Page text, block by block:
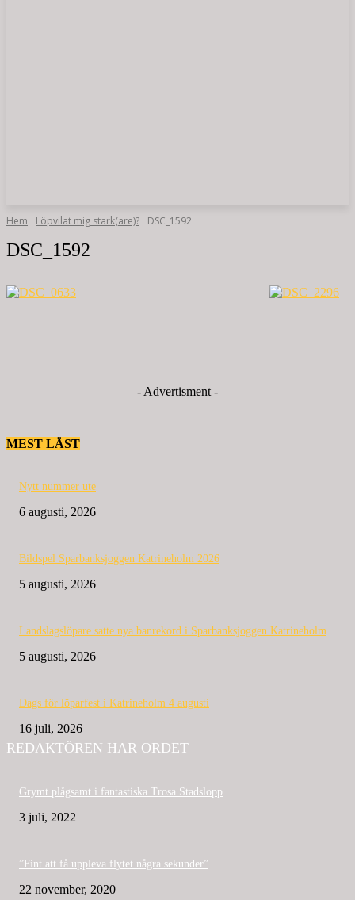
Hem Löpvilat mig stark(are)? DSC_1592
DSC_1592
- Advertisment -
MEST LÄST
Nytt nummer ute
6 augusti, 2026
Bildspel Sparbanksjoggen Katrineholm 2026
5 augusti, 2026
Landslagslöpare satte nya banrekord i Sparbanksjoggen Katrineholm
5 augusti, 2026
Dags för löparfest i Katrineholm 4 augusti
16 juli, 2026
REDAKTÖREN HAR ORDET
Grymt plågsamt i fantastiska Trosa Stadslopp
3 juli, 2022
”Fint att få uppleva flytet några sekunder”
22 november, 2020